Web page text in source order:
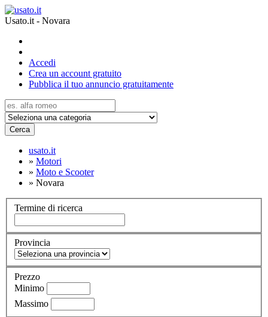
Usato.it - Novara
Accedi
Crea un account gratuito
Pubblica il tuo annuncio gratuitamente
Cerca
usato.it
» Motori
» Moto e Scooter
» Novara
Termine di ricerca
Provincia
Prezzo
Minimo
Massimo